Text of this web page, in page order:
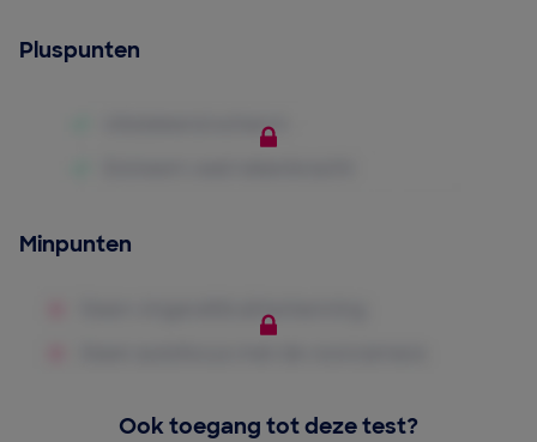
Pluspunten
Minpunten
Ook toegang tot deze test?